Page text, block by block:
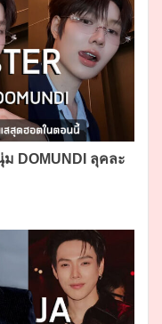
DOMUNDI ลุคละ